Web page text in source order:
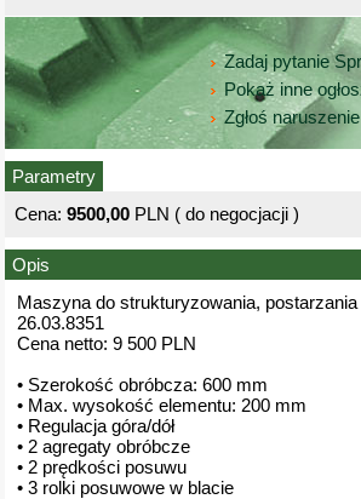
Zadaj pytanie
Pokaż inne
Zgłoś
Parametry
Cena: 9500,00 PLN ( do negocjacji )
Opis
Maszyna do strukturyzowania,
26.03.8351
Cena netto: 9 500 PLN
• Szerokość obróbcza: 600 mm
• Max. wysokość elementu: 200 mm
• Regulacja góra/dół
• 2 agregaty obróbcze
• 2 prędkości posuwu
• 3 rolki posuwowe w blacie